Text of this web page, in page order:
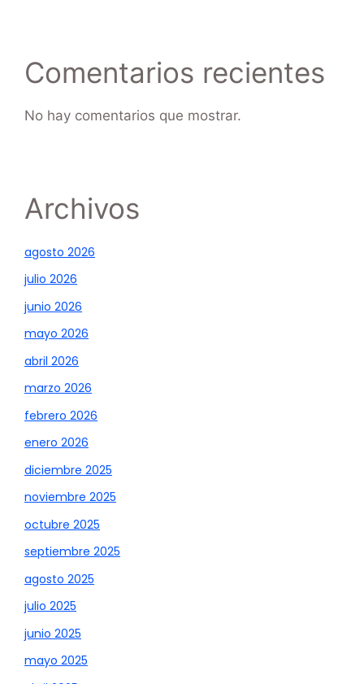
Comentarios recientes
No hay comentarios que mostrar.
Archivos
agosto 2026
julio 2026
junio 2026
mayo 2026
abril 2026
marzo 2026
febrero 2026
enero 2026
diciembre 2025
noviembre 2025
octubre 2025
septiembre 2025
agosto 2025
julio 2025
junio 2025
mayo 2025